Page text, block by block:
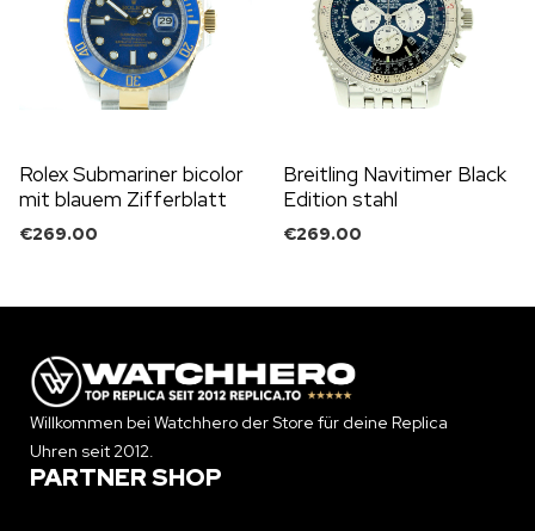
Rolex Submariner bicolor
mit blauem Zifferblatt
€269.00
Breitling Navitimer Black
Edition stahl
€269.00
Willkommen bei Watchhero der Store für deine Replica
Uhren seit 2012.
PARTNER SHOP